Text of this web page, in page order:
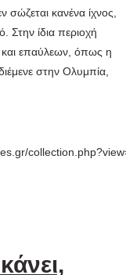
κανένα ίχνος,
Στην ίδια περιοχή
επαύλεων, όπως η
στην Ολυμπία,